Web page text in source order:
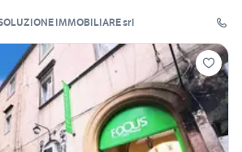
IMMOBILIARE srl